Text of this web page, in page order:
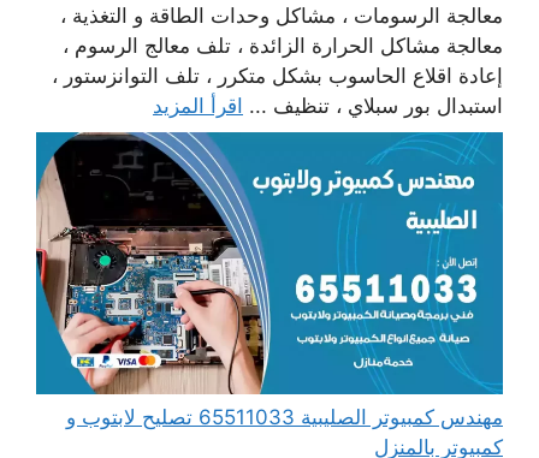
معالجة الرسومات ، مشاكل وحدات الطاقة و التغذية ،
معالجة مشاكل الحرارة الزائدة ، تلف معالج الرسوم ،
إعادة اقلاع الحاسوب بشكل متكرر ، تلف التوانزستور ،
استبدال بور سبلاي ، تنظيف ... اقرأ المزيد
مهندس كمبيوتر الصليبية 65511033 تصليح لابتوب و
كمبيوتر بالمنزل